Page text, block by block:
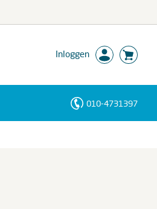
Inloggen
010-4731397